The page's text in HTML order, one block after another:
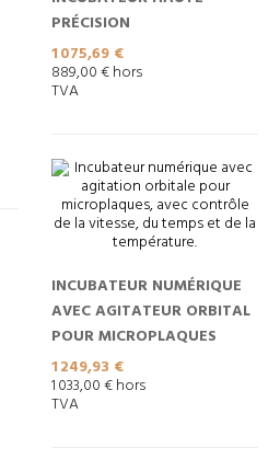
PRÉCISION
Prix
1 075,69 €
889,00 € hors
TVA
INCUBATEUR NUMÉRIQUE
AVEC AGITATEUR ORBITAL
POUR MICROPLAQUES
Prix
1 249,93 €
1 033,00 € hors
TVA